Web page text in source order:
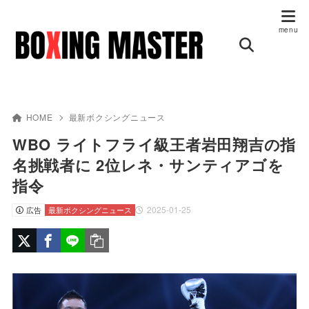
HOME 最新ボクシングニュース
WBO ライトフライ級王者岩田翔吉の指
名挑戦者に 2位レネ・サンティアゴを
指令
広告 2025-01-25
最新ボクシングニュース